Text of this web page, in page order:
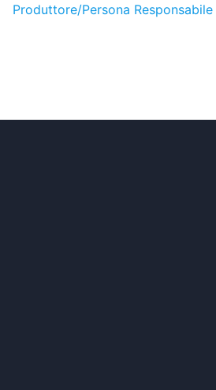
Produttore/Persona Responsabile